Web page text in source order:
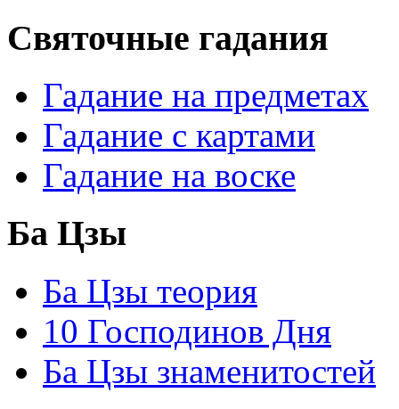
Святочные гадания
Гадание на предметах
Гадание с картами
Гадание на воске
Ба Цзы
Ба Цзы теория
10 Господинов Дня
Ба Цзы знаменитостей